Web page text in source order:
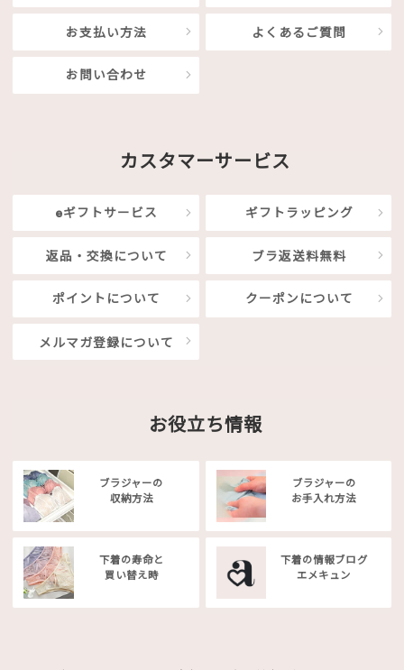
お支払い方法 よくあるご質問
お問い合わせ
カスタマーサービス
eギフトサービス ギフトラッピング
返品・交換について ブラ返送料無料
ポイントについて クーポンについて
メルマガ登録について
お役立ち情報
ブラジャーの
収納方法
ブラジャーの
お手入れ方法
下着の寿命と
買い替え時
下着の情報ブログ
エメキュン